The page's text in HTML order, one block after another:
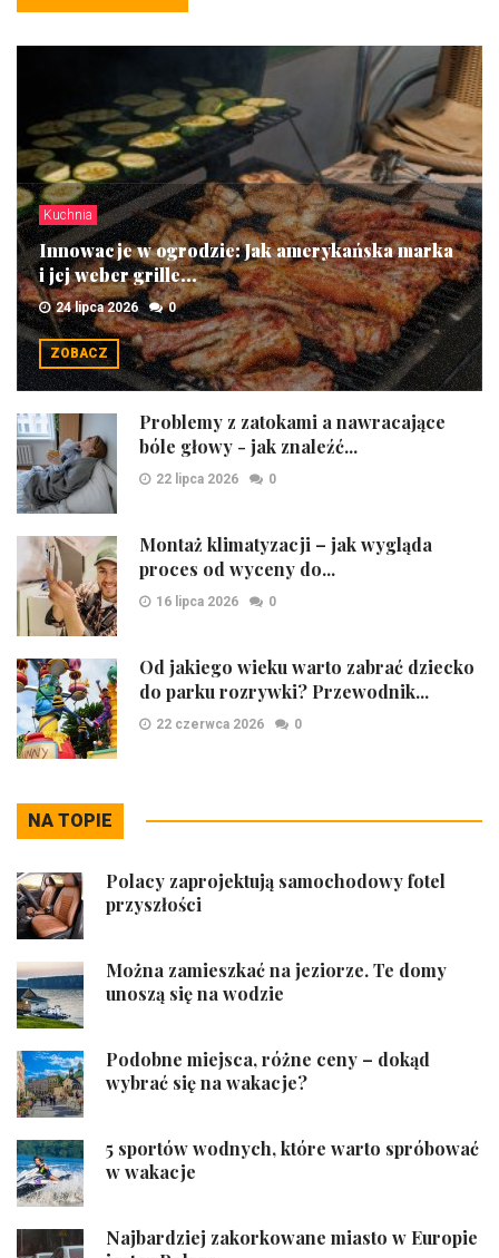
Kuchnia
Innowacje w ogrodzie: Jak amerykańska marka
i jej weber grille...
24 lipca 2026 0
ZOBACZ
Problemy z zatokami a nawracające
bóle głowy - jak znaleźć...
22 lipca 2026 0
Montaż klimatyzacji – jak wygląda
proces od wyceny do...
16 lipca 2026 0
Od jakiego wieku warto zabrać dziecko
do parku rozrywki? Przewodnik...
22 czerwca 2026 0
NA TOPIE
Polacy zaprojektują samochodowy fotel
przyszłości
Można zamieszkać na jeziorze. Te domy
unoszą się na wodzie
Podobne miejsca, różne ceny – dokąd
wybrać się na wakacje?
5 sportów wodnych, które warto spróbować
w wakacje
Najbardziej zakorkowane miasto w Europie